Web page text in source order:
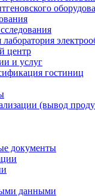
центр
и услуг
гостиниц
(вывод
документы
данными